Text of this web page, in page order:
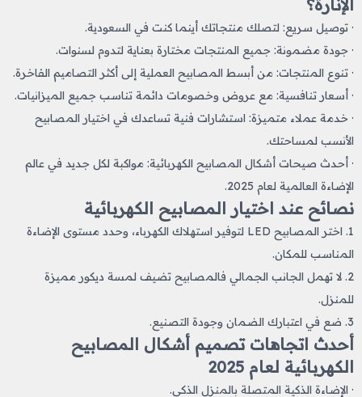
الإنارة؟
· توصيل سريع: لتصلك منتجاتك أينما كنت في السعودية.
· جودة مضمونة: جميع المنتجات مختارة بعناية لتدوم لسنوات.
· تنوع المنتجات: من أبسط المصابيح العملية إلى أكثر التصاميم الفاخرة.
· أسعار تنافسية: مع عروض وخصومات دائمة تناسب جميع الميزانيات.
· خدمة عملاء متميزة: استشارات فنية تساعدك في اختيار المصابيح
الأنسب لمساحتك.
· أحدث صيحات أشكال المصابيح الكهربائية: مواكبة لكل جديد في عالم
الإضاءة العالمية لعام 2025.
نصائح عند اختيار المصابيح الكهربائية
1. اختر المصابيح LED لتوفير استهلاك الكهرباء، وحدد مستوى الإضاءة
المناسب للمكان.
2. لا تهمل الجانب الجمالي فالمصابيح تضيف لمسة ديكور مميزة
للمنزل.
3. ضع في اعتبارك الضمان وجودة التصنيع.
أحدث اتجاهات تصميم أشكال المصابيح
الكهربائية لعام 2025
· الإضاءة الذكية المتصلة بالمنزل الذكي.